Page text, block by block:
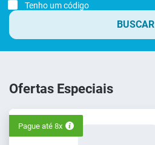
Tenho um código
BUSCAR
Ofertas Especiais
Pague até 8x